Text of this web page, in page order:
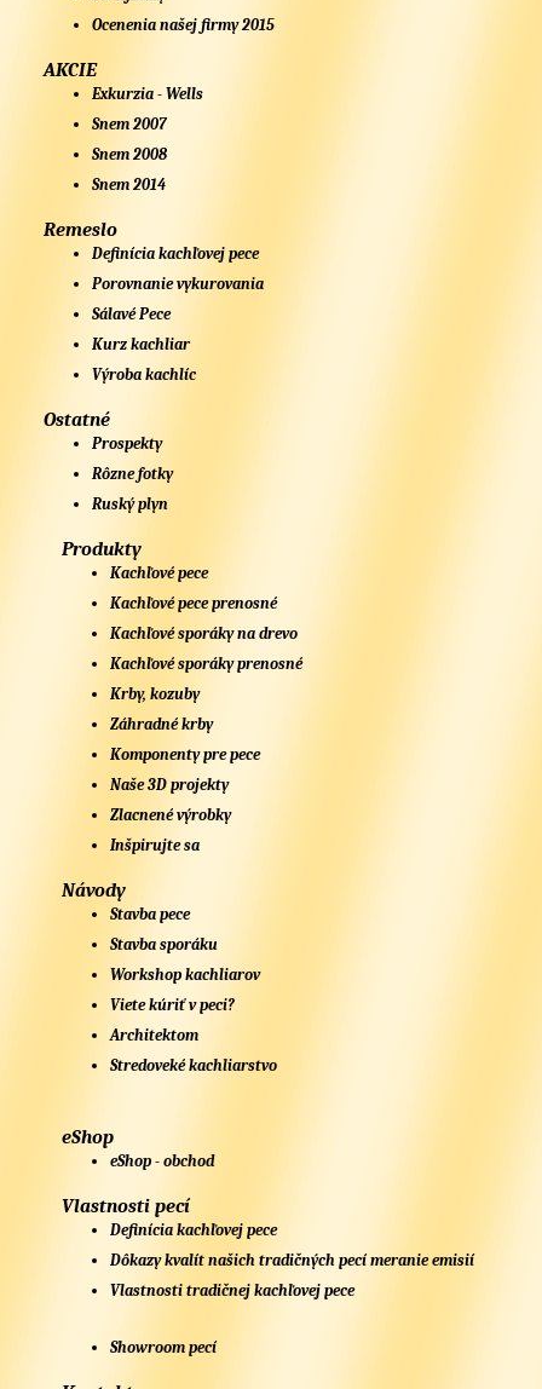
Ocenenia našej firmy 2015
AKCIE
Exkurzia - Wells
Snem 2007
Snem 2008
Snem 2014
Remeslo
Definícia kachľovej pece
Porovnanie vykurovania
Sálavé Pece
Kurz kachliar
Výroba kachlíc
Ostatné
Prospekty
Rôzne fotky
Ruský plyn
Produkty
Kachľové pece
Kachľové pece prenosné
Kachľové sporáky na drevo
Kachľové sporáky prenosné
Krby, kozuby
Záhradné krby
Komponenty pre pece
Naše 3D projekty
Zlacnené výrobky
Inšpirujte sa
Návody
Stavba pece
Stavba sporáku
Workshop kachliarov
Viete kúriť v peci?
Architektom
Stredoveké kachliarstvo
eShop
eShop - obchod
Vlastnosti pecí
Definícia kachľovej pece
Dôkazy kvalít našich tradičných pecí meranie emisií
Vlastnosti tradičnej kachľovej pece
Showroom pecí